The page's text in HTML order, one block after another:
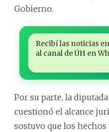
Gobierno.
Recibí las noticias
al canal de ÚH en
Por su parte, la
cuestionó el alcance
sostuvo que los